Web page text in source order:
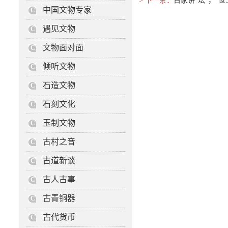
C 中国文物专家
C 遇见文物
C 文物面对面
C 倾听文物
C 石造文物
C 石刻文化
C 玉制文物
C 古村之音
C 古道新谈
C 古人古事
C 古青铜器
C 古代货币